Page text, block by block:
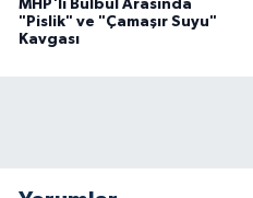
MHP'li Bülbül Arasında
"Pislik" ve "Çamaşır Suyu"
Kavgası